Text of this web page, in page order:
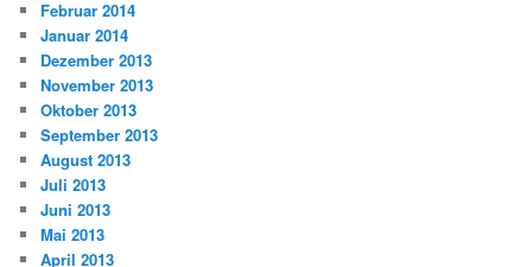
Februar 2014
Januar 2014
Dezember 2013
November 2013
Oktober 2013
September 2013
August 2013
Juli 2013
Juni 2013
Mai 2013
April 2013